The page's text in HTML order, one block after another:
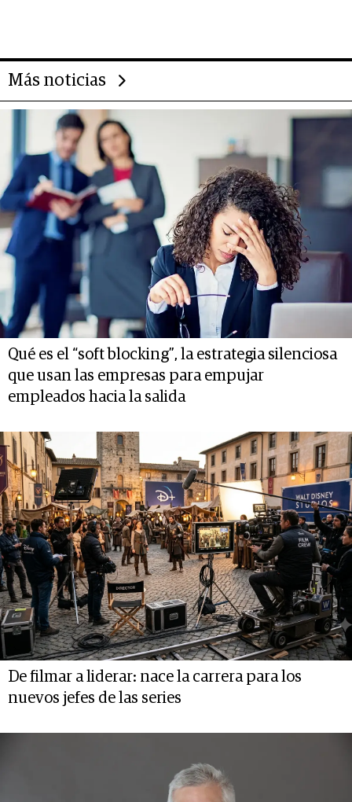
Más noticias
Qué es el “soft blocking”, la estrategia silenciosa
que usan las empresas para empujar
empleados hacia la salida
De filmar a liderar: nace la carrera para los
nuevos jefes de las series